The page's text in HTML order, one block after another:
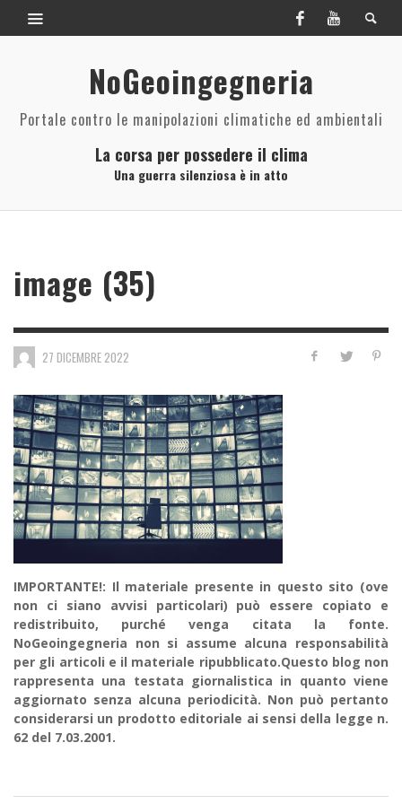
NoGeoingegneria
Portale contro le manipolazioni climatiche ed ambientali
La corsa per possedere il clima
Una guerra silenziosa è in atto
image (35)
27 DICEMBRE 2022
IMPORTANTE!: Il materiale presente in questo sito (ove
non ci siano avvisi particolari) può essere copiato e
redistribuito, purché venga citata la fonte.
NoGeoingegneria non si assume alcuna responsabilità
per gli articoli e il materiale ripubblicato.Questo blog non
rappresenta una testata giornalistica in quanto viene
aggiornato senza alcuna periodicità. Non può pertanto
considerarsi un prodotto editoriale ai sensi della legge n.
62 del 7.03.2001.